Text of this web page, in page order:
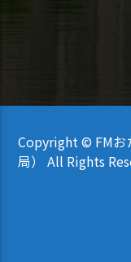
Copyright © FMお
局） All Rights